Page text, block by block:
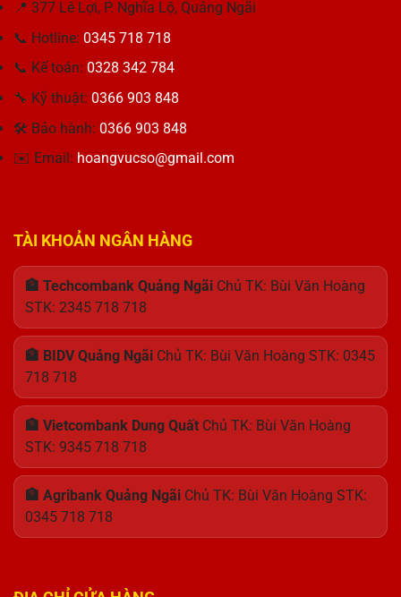
việc
Cho
Tính
Khách
Thu
3.42A
65W
Chân
Kim
Giải
Nguồn
Hoàn
📍 377 Lê Lợi, P. Nghĩa Lộ, Quảng Ngãi
📞 Hotline: 0345 718 718
📞 Kế toán: 0328 342 784
🔧 Kỹ thuật: 0366 903 848
🛠 Bảo hành: 0366 903 848
✉️ Email: hoangvucso@gmail.com
TÀI KHOẢN NGÂN HÀNG
🏦 Techcombank Quảng Ngãi Chủ TK: Bùi Văn Hoàng
STK: 2345 718 718
🏦 BIDV Quảng Ngãi Chủ TK: Bùi Văn Hoàng STK: 0345
718 718
🏦 Vietcombank Dung Quất Chủ TK: Bùi Văn Hoàng
STK: 9345 718 718
🏦 Agribank Quảng Ngãi Chủ TK: Bùi Văn Hoàng STK:
0345 718 718